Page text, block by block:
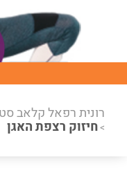
רונית רפאל קלאב
>חיזוק רצפת האגן